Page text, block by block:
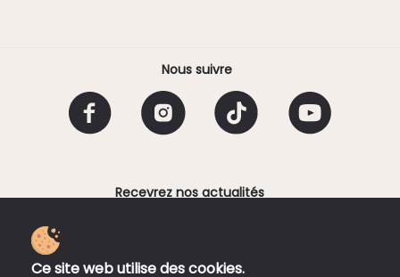
Recevrez nos actualités
Email
Nous suivre
Ce site web utilise des cookies.